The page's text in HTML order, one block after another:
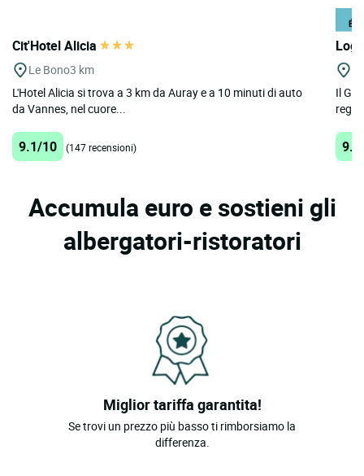
Cit'Hotel Alicia
Le Bono3 km
L'Hotel Alicia si trova a 3 km da Auray e a 10 minuti di auto
da Vannes, nel cuore...
9.1/10 (147 recensioni)
Il
Accumula euro e sostieni gli
albergatori-ristoratori
Miglior tariffa garantita!
Se trovi un prezzo più basso ti rimborsiamo la
differenza.